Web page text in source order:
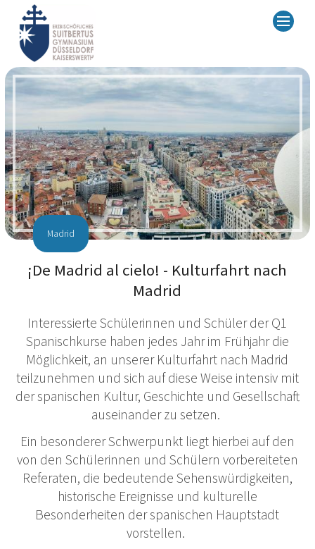
Madrid
¡De Madrid al cielo! - Kulturfahrt nach
Madrid
Interessierte Schülerinnen und Schüler der Q1
Spanischkurse haben jedes Jahr im Frühjahr die
Möglichkeit, an unserer Kulturfahrt nach Madrid
teilzunehmen und sich auf diese Weise intensiv mit
der spanischen Kultur, Geschichte und Gesellschaft
auseinander zu setzen.
Ein besonderer Schwerpunkt liegt hierbei auf den
von den Schülerinnen und Schülern vorbereiteten
Referaten, die bedeutende Sehenswürdigkeiten,
historische Ereignisse und kulturelle
Besonderheiten der spanischen Hauptstadt
vorstellen.